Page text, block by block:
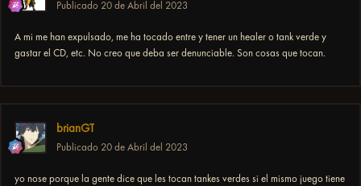
Publicado 20 de Abril del 2023
A mi me han expulsado, me ha tocado entre y tener un healer o tank verde y
gastar el CD, etc. No creo que deba ser denunciable. Son cosas que tocan.
brianGT
Publicado 20 de Abril del 2023
yo nose porque la gente dice que les tocan tankes verdes si el mismo juego tiene